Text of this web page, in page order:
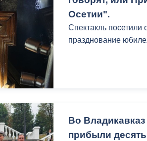
Кадровая политика
Контактная информация
Списки граждан, состоящих на
учете в качестве нуждающихся
улучшении жилищных условий
Общественное обсуждение
Осетии".
Спектакль
празднование
Во Владикавказ
прибыли